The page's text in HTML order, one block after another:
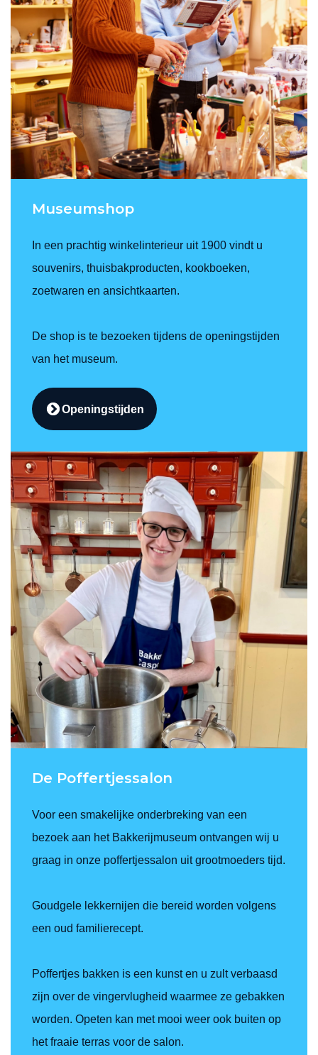
Museumshop
In een prachtig winkelinterieur uit 1900 vindt u
souvenirs, thuisbakproducten, kookboeken,
zoetwaren en ansichtkaarten.
De shop is te bezoeken tijdens de openingstijden
van het museum.
Openingstijden
De Poffertjessalon
Voor een smakelijke onderbreking van een
bezoek aan het Bakkerijmuseum ontvangen wij u
graag in onze poffertjessalon uit grootmoeders tijd.
Goudgele lekkernijen die bereid worden volgens
een oud familierecept.
Poffertjes bakken is een kunst en u zult verbaasd
zijn over de vingervlugheid waarmee ze gebakken
worden. Opeten kan met mooi weer ook buiten op
het fraaie terras voor de salon.